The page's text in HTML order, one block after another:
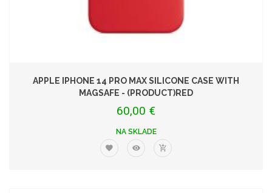
APPLE IPHONE 14 PRO MAX SILICONE CASE WITH
MAGSAFE - (PRODUCT)RED
60,00 €
NA SKLADE